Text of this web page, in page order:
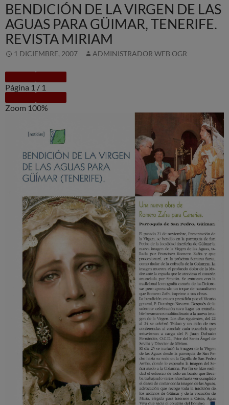
BENDICIÓN DE LA VIRGEN DE LAS
AGUAS PARA GÜIMAR, TENERIFE.
REVISTA MIRIAM
1 DICIEMBRE, 2007 ADMINISTRADOR WEB OGR
Página 1 / 1
Zoom 100%